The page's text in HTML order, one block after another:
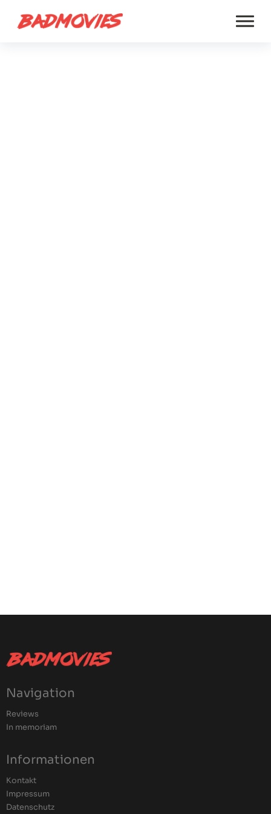
Navigation
Reviews
In memoriam
Informationen
Kontakt
Impressum
Datenschutz